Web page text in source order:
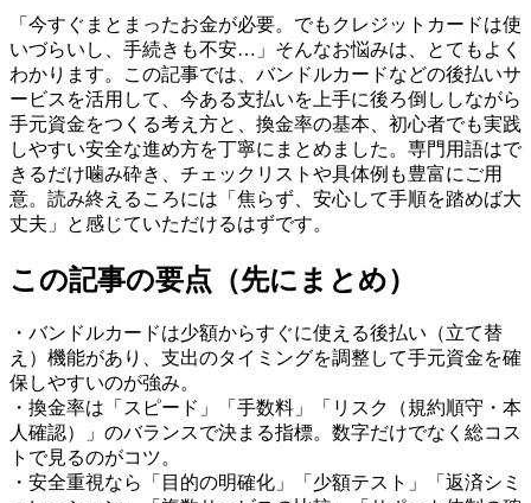
「今すぐまとまったお金が必要。でもクレジットカードは使
いづらいし、手続きも不安…」そんなお悩みは、とてもよく
わかります。この記事では、バンドルカードなどの後払いサ
ービスを活用して、今ある支払いを上手に後ろ倒ししながら
手元資金をつくる考え方と、換金率の基本、初心者でも実践
しやすい安全な進め方を丁寧にまとめました。専門用語はで
きるだけ噛み砕き、チェックリストや具体例も豊富にご用
意。読み終えるころには「焦らず、安心して手順を踏めば大
丈夫」と感じていただけるはずです。
この記事の要点（先にまとめ）
・バンドルカードは少額からすぐに使える後払い（立て替
え）機能があり、支出のタイミングを調整して手元資金を確
保しやすいのが強み。
・換金率は「スピード」「手数料」「リスク（規約順守・本
人確認）」のバランスで決まる指標。数字だけでなく総コス
トで見るのがコツ。
・安全重視なら「目的の明確化」「少額テスト」「返済シミ